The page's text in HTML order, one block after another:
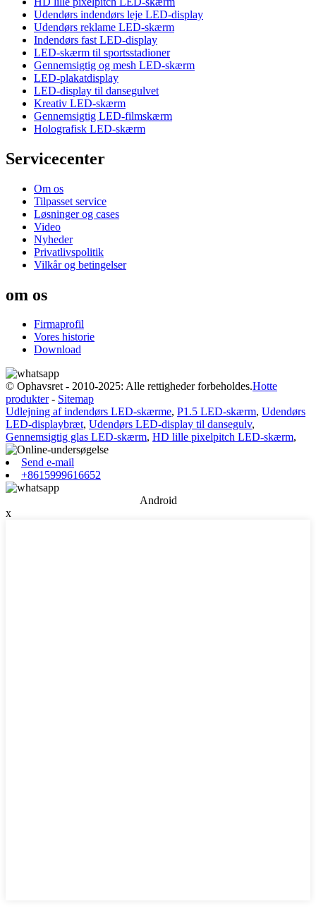
Udendørs indendørs leje LED-display
Udendørs reklame LED-skærm
Indendørs fast LED-display
LED-skærm til sportsstadioner
Gennemsigtig og mesh LED-skærm
LED-plakatdisplay
LED-display til dansegulvet
Kreativ LED-skærm
Gennemsigtig LED-filmskærm
Holografisk LED-skærm
Servicecenter
Om os
Tilpasset service
Løsninger og cases
Video
Nyheder
Privatlivspolitik
Vilkår og betingelser
om os
Firmaprofil
Vores historie
Download
© Ophavsret - 2010-2025: Alle rettigheder forbeholdes.Hotte
produkter- Sitemap
Udlejning af indendørs LED-skærme, P1.5 LED-skærm, Udendørs
LED-displaybræt, Udendørs LED-display til dansegulv,
Gennemsigtig glas LED-skærm, HD lille pixelpitch LED-skærm,
Send e-mail
+8615999616652
Android
x